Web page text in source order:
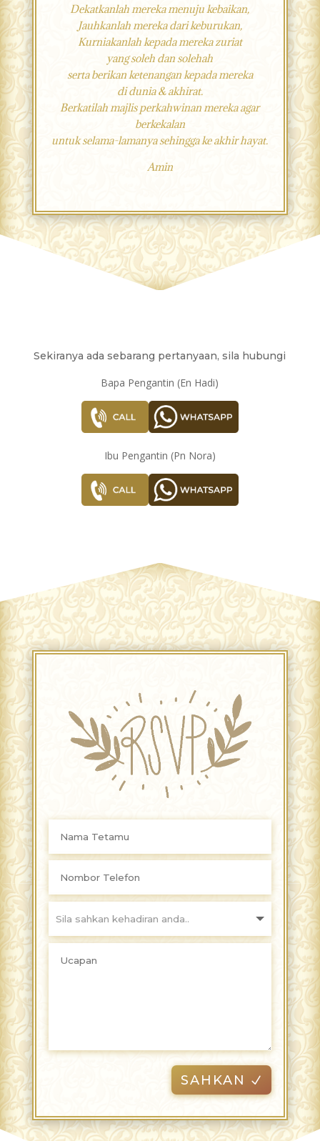
Dekatkanlah mereka menuju kebaikan,
Jauhkanlah mereka dari keburukan,
Kurniakanlah kepada mereka zuriat
yang soleh dan solehah
serta berikan ketenangan kepada mereka
di dunia & akhirat.
Berkatilah majlis perkahwinan mereka agar
berkekalan
untuk selama-lamanya sehingga ke akhir hayat.
Amin
Sekiranya ada sebarang pertanyaan, sila hubungi
Bapa Pengantin (En Hadi)
Ibu Pengantin (Pn Nora)
SAHKAN